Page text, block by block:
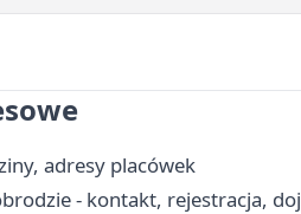
adresy placówek
- kontakt, rejestracja,